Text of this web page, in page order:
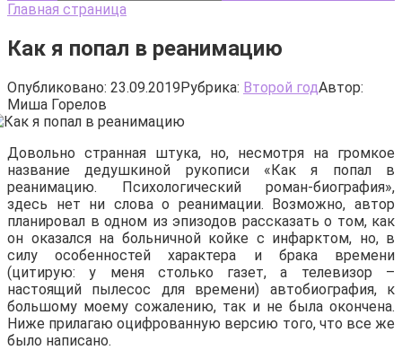
Главная страница
Как я попал в реанимацию
Опубликовано: 23.09.2019Рубрика: Второй годАвтор:
Миша Горелов
Довольно странная штука, но, несмотря на громкое
название дедушкиной рукописи «Как я попал в
реанимацию. Психологический роман-биография»,
здесь нет ни слова о реанимации. Возможно, автор
планировал в одном из эпизодов рассказать о том, как
он оказался на больничной койке с инфарктом, но, в
силу особенностей характера и брака времени
(цитирую: у меня столько газет, а телевизор –
настоящий пылесос для времени) автобиография, к
большому моему сожалению, так и не была окончена.
Ниже прилагаю оцифрованную версию того, что все же
было написано.